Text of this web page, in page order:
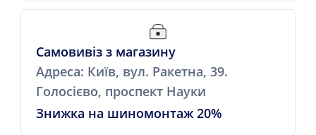
Самовивіз з магазину
Адреса: Київ, вул. Ракетна, 39.
Голосієво, проспект Науки
Знижка на шиномонтаж 20%